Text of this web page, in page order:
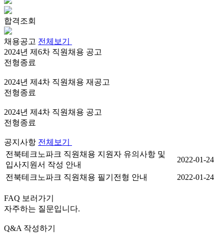
합격조회
채용공고 전체보기
2024년 제6차 직원채용 공고
전형종료
2024년 제4차 직원채용 재공고
전형종료
2024년 제4차 직원채용 공고
전형종료
공지사항 전체보기
전북테크노파크 직원채용 지원자 유의사항 및
입사지원서 작성 안내
2022-01-24
전북테크노파크 직원채용 필기전형 안내 2022-01-24
FAQ 보러가기
자주하는 질문입니다.
Q&A 작성하기